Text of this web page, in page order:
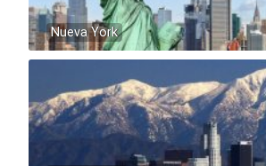
Nueva York